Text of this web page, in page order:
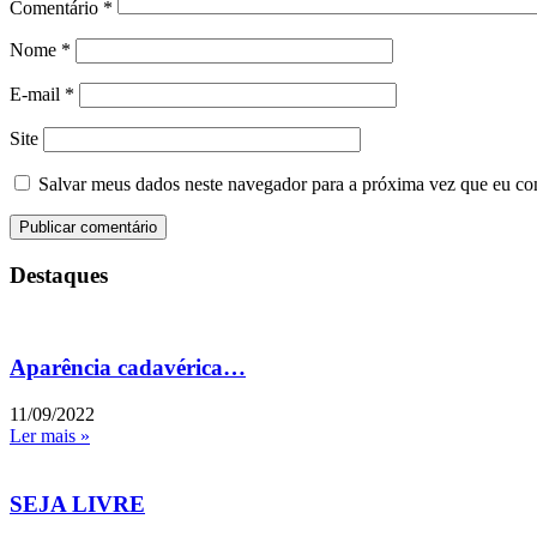
Comentário *
Nome *
E-mail *
Site
Salvar meus dados neste navegador para a próxima vez que eu
Destaques
Aparência cadavérica…
11/09/2022
Ler mais »
SEJA LIVRE